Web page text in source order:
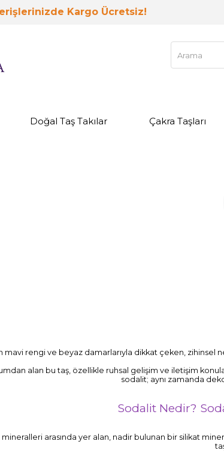
Kargo Ücretsiz!
Doğal Taş Takılar Çakra Taşları
mavi rengi ve beyaz damarlarıyla dikkat çeken,
alan bu taş, özellikle ruhsal gelişim ve iletişim
sodalit; aynı zamanda
Sodalit Nedir?
arasında yer alan, nadir bulunan bir silikat